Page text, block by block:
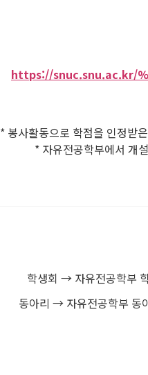
https://snuc.snu.ac.kr/
* 봉사활동으로 학점을 인정받
* 자유전공학부에서 개
학생회 → 자유전공학
동아리 → 자유전공학부